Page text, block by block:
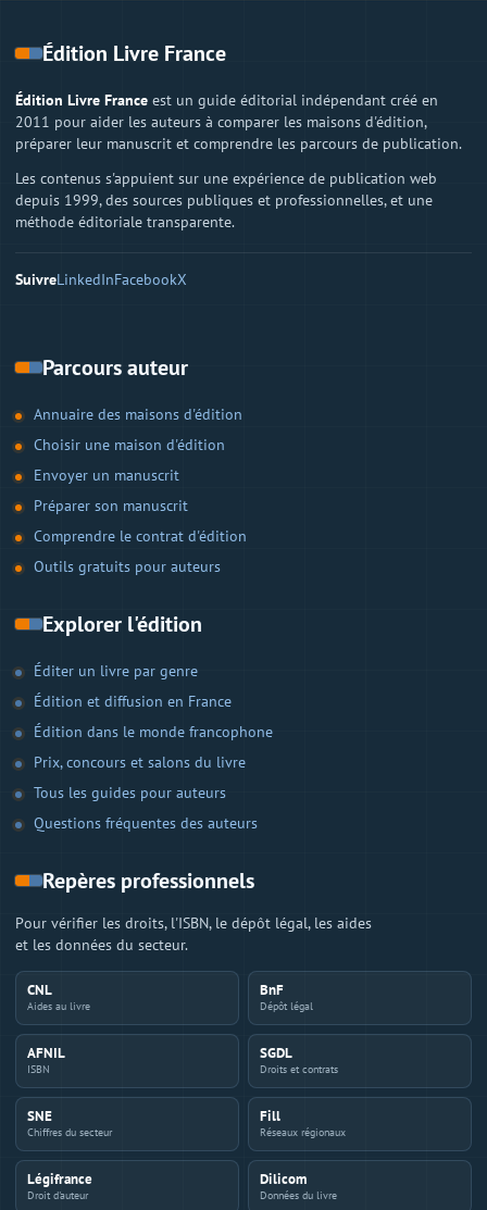
Édition Livre France
Édition Livre France est un guide éditorial indépendant créé en
2011 pour aider les auteurs à comparer les maisons d'édition,
préparer leur manuscrit et comprendre les parcours de publication.
Les contenus s'appuient sur une expérience de publication web
depuis 1999, des sources publiques et professionnelles, et une
méthode éditoriale transparente.
SuivreLinkedInFacebookX
Parcours auteur
Annuaire des maisons d'édition
Choisir une maison d'édition
Envoyer un manuscrit
Préparer son manuscrit
Comprendre le contrat d'édition
Outils gratuits pour auteurs
Explorer l'édition
Éditer un livre par genre
Édition et diffusion en France
Édition dans le monde francophone
Prix, concours et salons du livre
Tous les guides pour auteurs
Questions fréquentes des auteurs
Repères professionnels
Pour vérifier les droits, l'ISBN, le dépôt légal, les aides
et les données du secteur.
CNL
Aides au livre
BnF
Dépôt légal
AFNIL
ISBN
SGDL
Droits et contrats
SNE
Chiffres du secteur
Fill
Réseaux régionaux
Légifrance
Droit d'auteur
Dilicom
Données du livre